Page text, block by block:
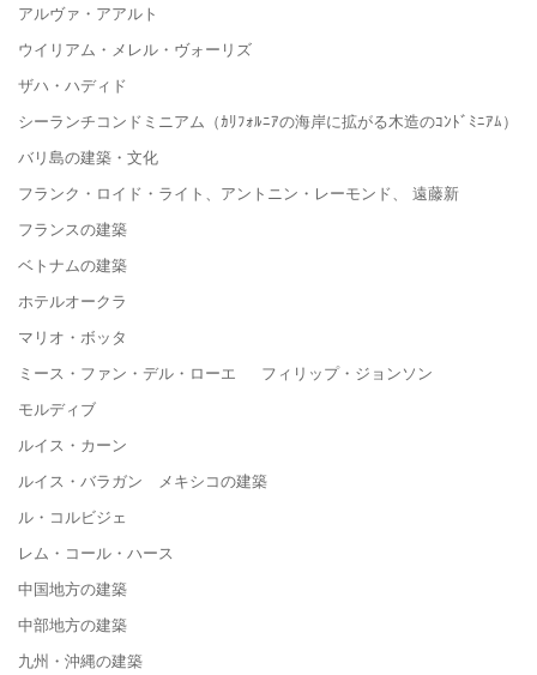
アルヴァ・アアルト
ウイリアム・メレル・ヴォーリズ
ザハ・ハディド
シーランチコンドミニアム（ｶﾘﾌｫﾙﾆｱの海岸に拡がる木造のｺﾝﾄﾞﾐﾆｱﾑ）
バリ島の建築・文化
フランク・ロイド・ライト、アントニン・レーモンド、 遠藤新
フランスの建築
ベトナムの建築
ホテルオークラ
マリオ・ボッタ
ミース・ファン・デル・ローエ フィリップ・ジョンソン
モルディブ
ルイス・カーン
ルイス・バラガン メキシコの建築
ル・コルビジェ
レム・コール・ハース
中国地方の建築
中部地方の建築
九州・沖縄の建築